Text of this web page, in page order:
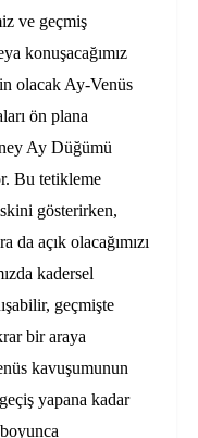
ve geçmiş
konuşacağımız
olacak Ay-Venüs
ön plana
Ay Düğümü
Bu tetikleme
gösterirken,
açık olacağımızı
kadersel
geçmişte
bir araya
kavuşumunun
yapana kadar